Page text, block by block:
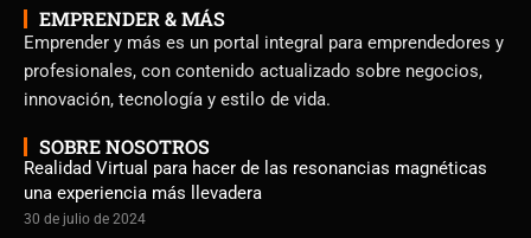
EMPRENDER & MÁS
Emprender y más es un portal integral para emprendedores y
profesionales, con contenido actualizado sobre negocios,
innovación, tecnología y estilo de vida.
SOBRE NOSOTROS
Realidad Virtual para hacer de las resonancias magnéticas
una experiencia más llevadera
30 de julio de 2024